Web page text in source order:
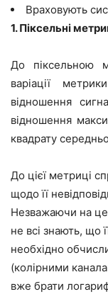
Враховують
1. Піксельні
До піксельною
варіації
відношення
відношення
квадрату
До цієї метриці
щодо її
Незважаючи на
не всі знають, що
необхідно
(колірними
вже брати